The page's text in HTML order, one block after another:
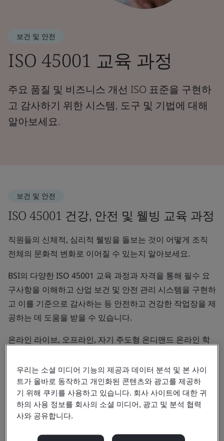
보건 및 안전
ISO 45001 교육 과정
주요 품질 및 비즈니스 개선 ISO 표준을 구현하
고 감사하기 위한 시스템, 도구 및 기법에 대해
알아보세요.
보건 및 안전
ISO 45001 건강, 안전 및 웰빙 교육 과정
직원들의 신체적, 심리적 웰빙을 돌보는 것이 어떻게 조직
전체의 문화적 변화로 이어질 수 있는지 알아보세요.
BSI의 다양한 ISO 45001 교육 과정과 자격을 통해 필수 요
구사항을 이해하고 산업 보건 및 안전 관리 시스템을 구현하
고 이를 기준으로 감사하는 등 안전하고 건강한 작업장을 제
공하는 데 도움을 받을 수 있습니다.
온라인 라이브, 오프라인, 자기 주도형 온디맨드 온라인 학
모든 과정 보기
우리는 소셜 미디어 기능의 제공과 데이터 분석 및 본 사이
트가 올바로 동작하고 개인화된 콘텐츠와 광고를 제공하
기 위해 쿠키를 사용하고 있습니다. 회사 사이트에 대한 귀
하의 사용 정보를 회사의 소셜 미디어, 광고 및 분석 협력
사와 공유합니다.